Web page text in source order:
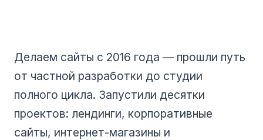
Делаем сайты с 2016 года — прошли путь
от частной разработки до студии
полного цикла. Запустили десятки
проектов: лендинги, корпоративные
сайты, интернет-магазины и